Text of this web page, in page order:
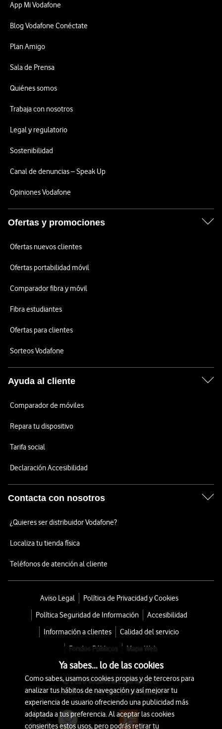
App Mi Vodafone
Blog Vodafone Conéctate
Plan Amigo
Sala de Prensa
Quiénes somos
Trabaja con nosotros
Legal y regulatorio
Sostenibilidad
Canal de denuncias – Speak Up
Opiniones Vodafone
Ofertas y promociones
Ofertas nuevos clientes
Ofertas portabilidad móvil
Comparador fibra y móvil
Fibra estudiantes
Ofertas para clientes
Sorteos Vodafone
Ayuda al cliente
Comparador de móviles
Repara tu dispositivo
Tarifa social
Declaración Accesibilidad
Contacta con nosotros
¿Quieres ser distribuidor Vodafone?
Localiza tu tienda física
Teléfonos de atención al cliente
Aviso Legal
Política de Privacidad y Cookies
Política Seguridad de Información
Accesibilidad
Información a clientes
Calidad del servicio
Fondos Públicos
Mapa Web
© 2026 Vodafone España S.A.U.
Avda. América 115, 28042 Madrid
Ya sabes... lo de las cookies
Como sabes, usamos cookies propias y de terceros para
analizar tus hábitos de navegación y así mejorar tu
experiencia de usuario ofreciendo una publicidad más
adaptada a tus preferencia. Al aceptar las cookies
consientes estos usos, pero podrás retirar tu